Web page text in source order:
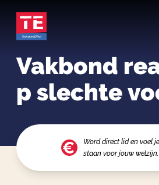
Vakbond
p slechte
ngen door
“Truckers,
r een hotel”
Word direct lid en voel
staan voor jouw welzijn.